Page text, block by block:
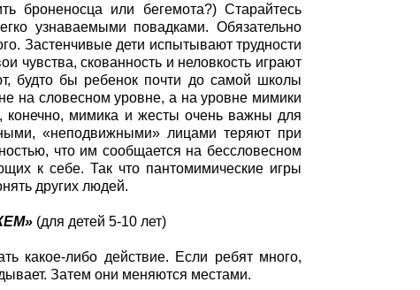
броненосца или бегемота?) Старайтесь
узнаваемыми повадками. Обязательно
Застенчивые дети испытывают трудности
скованность и неловкость играют
будто бы ребенок почти до самой школы
на словесном уровне, а на уровне мимики
конечно, мимика и жесты очень важны для
«неподвижными» лицами теряют при
что им сообщается на бессловесном
к себе. Так что пантомимические игры
других людей.
(для детей 5-10 лет)
какое-либо действие. Если ребят много,
Затем они меняются местами.